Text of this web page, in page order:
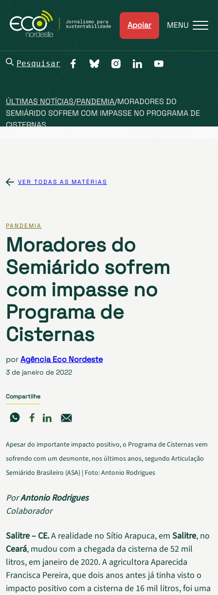
Apoiar MENU
Pesquisar
ÚLTIMAS NOTÍCIAS/PANDEMIA/MORADORES DO
SEMIÁRIDO SOFREM COM IMPASSE NO PROGRAMA DE
CISTERNAS
VER TODAS AS MATÉRIAS
PANDEMIA
Moradores do
Semiárido sofrem
com impasse no
Programa de
Cisternas
porAgência Eco Nordeste
3 de janeiro de 2022
Compartilhe
Apesar do importante impacto positivo, o Programa de Cisternas vem
sofrendo com um desmonte, nos últimos anos, segundo Articulação
Semiárido Brasileiro (ASA) | Foto: Antonio Rodrigues
PorAntonio Rodrigues
Colaborador
Salitre – CE.A realidade no Sítio Arapuca, em Salitre, no
Ceará, mudou com a chegada da cisterna de 52 mil
litros, em janeiro de 2020. A agricultora Aparecida
Francisca Pereira, que dois anos antes já tinha visto o
impacto positivo com a cisterna de 16 mil litros, foi uma